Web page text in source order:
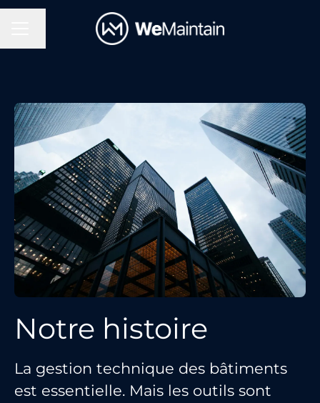
Changer la langue
Notre histoire
La gestion technique des bâtiments
est essentielle. Mais les outils sont